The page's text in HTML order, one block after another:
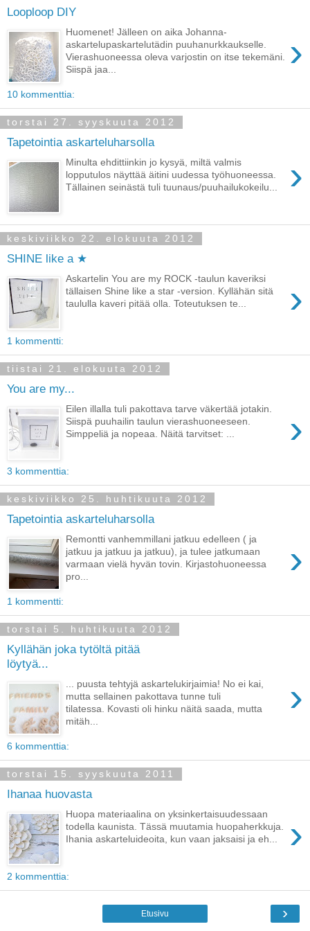
Looploop DIY
›
Huomenet! Jälleen on aika Johanna-
askartelupaskartelutädin puuhanurkkaukselle.
Vierashuoneessa oleva varjostin on itse tekemäni.
Siispä jaa...
10 kommenttia:
torstai 27. syyskuuta 2012
Tapetointia askarteluharsolla
›
Minulta ehdittiinkin jo kysyä, miltä valmis
lopputulos näyttää äitini uudessa työhuoneessa.
Tällainen seinästä tuli tuunaus/puuhailukokeilu...
keskiviikko 22. elokuuta 2012
SHINE like a ★
›
Askartelin You are my ROCK -taulun kaveriksi
tällaisen Shine like a star -version. Kyllähän sitä
taululla kaveri pitää olla. Toteutuksen te...
1 kommentti:
tiistai 21. elokuuta 2012
You are my...
›
Eilen illalla tuli pakottava tarve väkertää jotakin.
Siispä puuhailin taulun vierashuoneeseen.
Simppeliä ja nopeaa. Näitä tarvitset: ...
3 kommenttia:
keskiviikko 25. huhtikuuta 2012
Tapetointia askarteluharsolla
›
Remontti vanhemmillani jatkuu edelleen ( ja
jatkuu ja jatkuu ja jatkuu), ja tulee jatkumaan
varmaan vielä hyvän tovin. Kirjastohuoneessa
pro...
1 kommentti:
torstai 5. huhtikuuta 2012
Kyllähän joka tytöltä pitää
löytyä...
›
... puusta tehtyjä askartelukirjaimia! No ei kai,
mutta sellainen pakottava tunne tuli
tilatessa. Kovasti oli hinku näitä saada, mutta
mitäh...
6 kommenttia:
torstai 15. syyskuuta 2011
Ihanaa huovasta
›
Huopa materiaalina on yksinkertaisuudessaan
todella kaunista. Tässä muutamia huopaherkkuja.
Ihania askarteluideoita, kun vaan jaksaisi ja eh...
2 kommenttia:
›
Etusivu